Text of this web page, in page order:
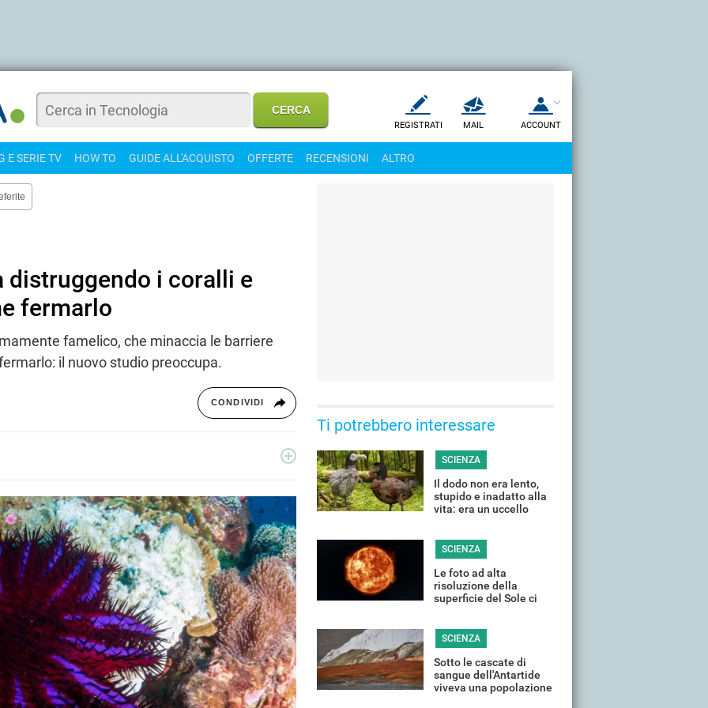
REGISTRATI MAIL ACCOUNT
E SERIE TV HOW TO GUIDE ALL'ACQUISTO OFFERTE RECENSIONI ALTRO
distruggendo i coralli e
fermarlo
famelico, che minaccia le barriere
il nuovo studio preoccupa.
CONDIVIDI
di Google.
Ti potrebbero interessare
SCIENZA
Il dodo non era lento,
stupido e inadatto alla
vita: era un uccello
SCIENZA
Le foto ad alta
risoluzione della
superficie del Sole ci
SCIENZA
Sotto le cascate di
sangue dell'Antartide
viveva una popolazione